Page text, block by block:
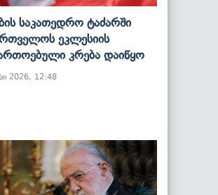
Საკათედრო Ტაძარში
Ეკლესიის
Კრება Დაიწყო
2026, 12:48